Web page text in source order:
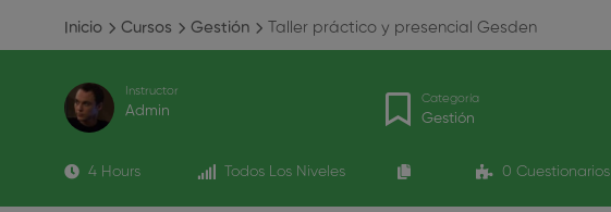
Inicio Cursos Gestión Taller práctico y presencial Gesden
Instructor
Admin
Categoría
Gestión
4 Hours Todos Los Niveles 0 Cuestionarios